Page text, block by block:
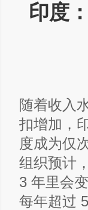
印度
随着收入
扣增加，
度成为仅
组织预计
3 年里会
每年超过